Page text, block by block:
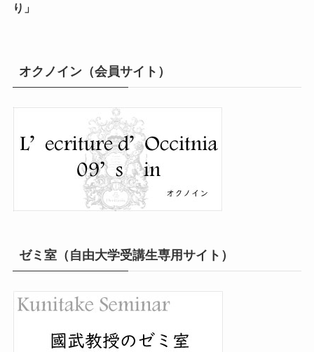
り」
オクノイン（会員サイト）
ゼミ室（自由大学受講生専用サイト）